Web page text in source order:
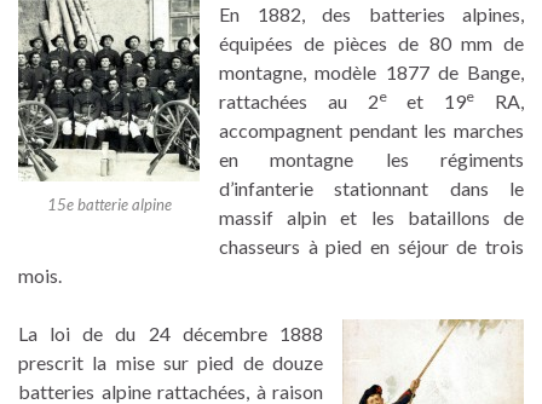
15e batterie alpine
En 1882, des batteries alpines,
équipées de pièces de 80 mm de
montagne, modèle 1877 de Bange,
rattachées au 2eet 19e
RA,
accompagnent pendant les marches
en montagne les régiments
d’infanterie stationnant dans le
massif alpin et les bataillons de
chasseurs à pied en séjour de trois
mois.
La loi de du 24 décembre 1888
prescrit la mise sur pied de douze
batteries alpine rattachées, à raison